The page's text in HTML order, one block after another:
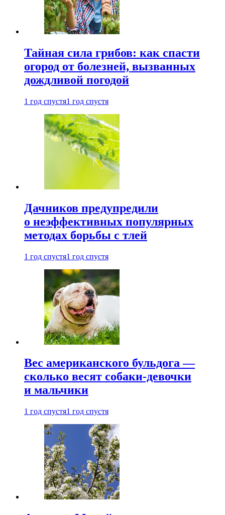
Тайная сила грибов: как спасти
огород от болезней, вызванных
дождливой погодой
1 год спустя1 год спустя
Дачников предупредили
о неэффективных популярных
методах борьбы с тлей
1 год спустя1 год спустя
Вес американского бульдога —
сколько весят собаки-девочки
и мальчики
1 год спустя1 год спустя